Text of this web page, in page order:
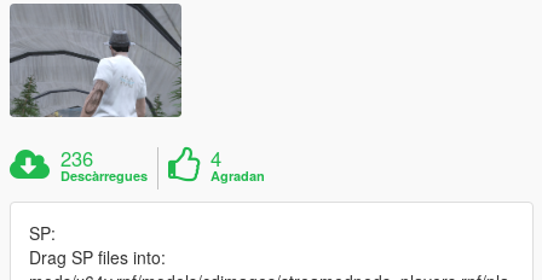
236
Descàrregues
4
Agradan
SP:
Drag SP files into: